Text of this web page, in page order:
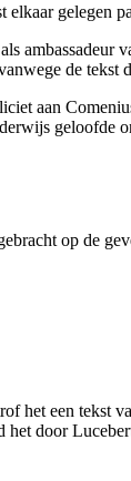
gelegen
de tekst
aan
geloofde
op de
het een tekst
door